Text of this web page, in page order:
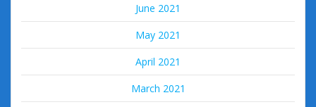
June 2021
May 2021
April 2021
March 2021